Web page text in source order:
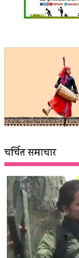
चर्चित समाचार